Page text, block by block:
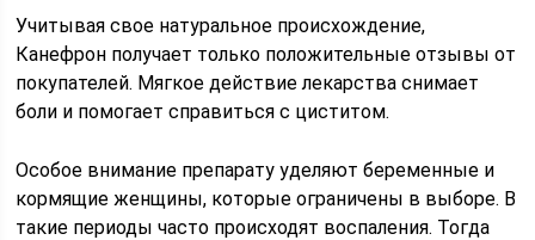
Учитывая свое натуральное происхождение,
Канефрон получает только положительные отзывы от
покупателей. Мягкое действие лекарства снимает
боли и помогает справиться с циститом.
Особое внимание препарату уделяют беременные и
кормящие женщины, которые ограничены в выборе. В
такие периоды часто происходят воспаления. Тогда